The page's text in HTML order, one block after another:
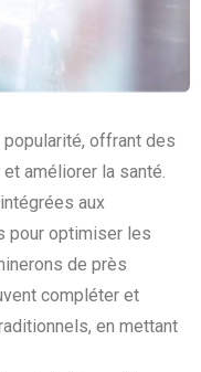
popularité, offrant des
améliorer la santé.
aux
pour optimiser les
de près
compléter et
en mettant